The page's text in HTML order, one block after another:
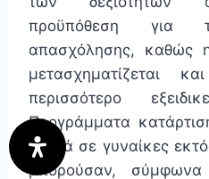
προϋπόθεση για
απασχόλησης, καθώς
μετασχηματίζεται
περισσότερο
Προγράμματα
ειδικά σε γυναίκες
μπορούσαν,